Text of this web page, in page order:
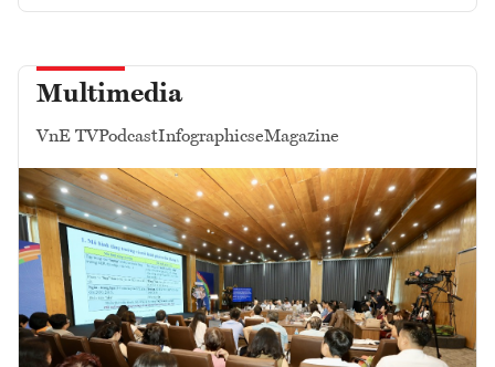
Multimedia
VnE TVPodcastInfographicseMagazine